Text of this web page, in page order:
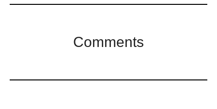
Comments